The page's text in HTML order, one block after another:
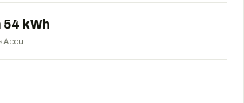
54 kWh
Accu